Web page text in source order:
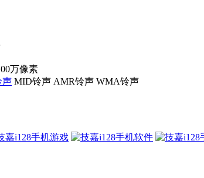
万像素
声 MID铃声 AMR铃声 WMA铃声